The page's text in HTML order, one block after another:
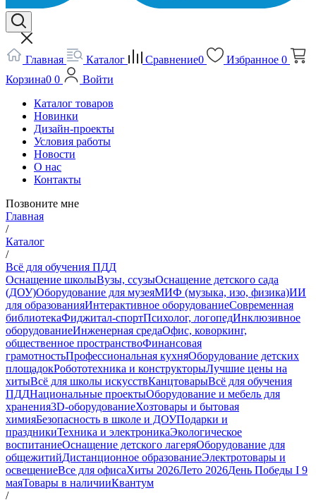
Главная Каталог Сравнение0 Избранное 0
Корзина0 0
Войти
Каталог товаров
Новинки
Дизайн-проекты
Условия работы
Новости
О нас
Контакты
Позвоните мне
Главная
/
Каталог
/
Всё для обучения ПДД
Оснащение школыВузы, ссузыОснащение детского сада
(ДОУ)Оборудование для музеяМИФ (музыка, изо, физика)ИИ
для образованияИнтерактивное оборудованиеСовременная
библиотекаФиджитал-спортПсихолог, логопедИнклюзивное
оборудованиеИнженерная средаОфис, коворкинг,
общественное пространствоФинансовая
грамотностьПрофессиональная кухняОборудование детских
площадокРобототехника и конструкторыЛучшие цены на
хитыВсё для школы искусствКанцтоварыВсё для обучения
ПДДНациональные проектыОборудование и мебель для
хранения3D-оборудованиеХозтовары и бытовая
химияБезопасность в школе и ДОУПодарки и
праздникиТехника и электроникаЭкологическое
воспитаниеОснащение детского лагеряОборудование для
общежитийДистанционное образованиеЭлектротовары и
освещениеВсе для офисаХиты 2026Лето 2026День Победы I 9
маяТовары в наличииКвантум
/